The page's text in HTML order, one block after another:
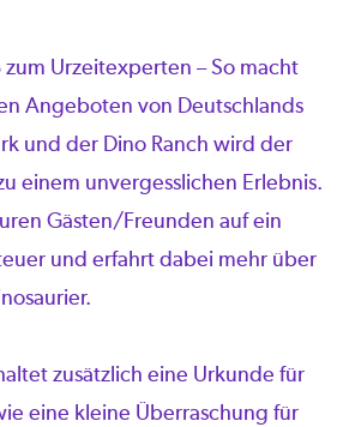
Urzeitexperten – So macht
Angeboten von Deutschlands
und der Dino Ranch wird der
einem unvergesslichen Erlebnis.
Gästen/Freunden auf ein
und erfahrt dabei mehr über
zusätzlich eine Urkunde für
eine kleine Überraschung für